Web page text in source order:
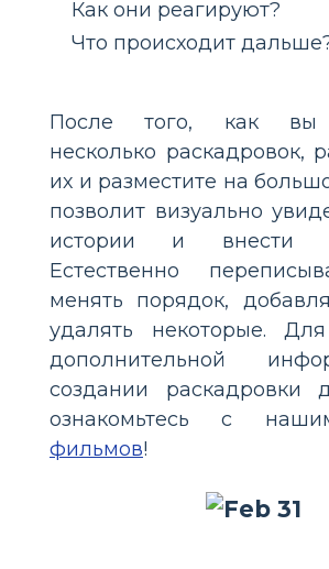
Как они реагируют?
Что происходит
После того, как вы
несколько раскадровок,
их и разместите на
позволит визуально
истории и внести
Естественно
менять порядок,
удалять некоторые.
дополнительной
создании раскадровки
ознакомьтесь с
фильмов!